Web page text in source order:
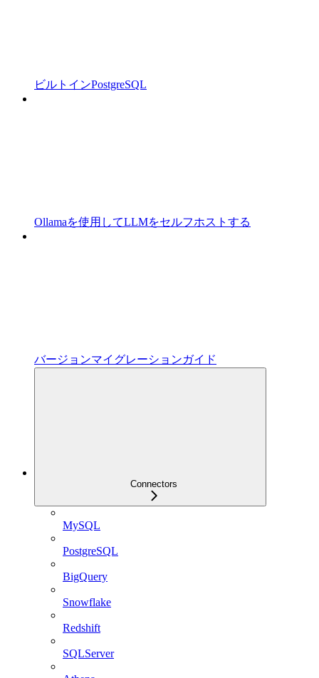
ビルトインPostgreSQL
Ollamaを使用してLLMをセルフホストする
バージョンマイグレーションガイド
Connectors
MySQL
PostgreSQL
BigQuery
Snowflake
Redshift
SQLServer